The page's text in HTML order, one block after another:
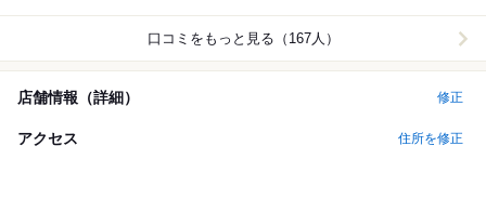
口コミをもっと見る（167人）
店舗情報（詳細） 修正
アクセス 住所を修正